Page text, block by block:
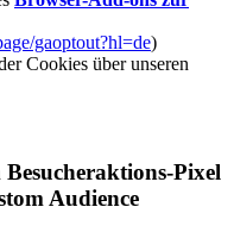
gaoptout?hl=de)
Cookies über unseren
Pixel
Audience